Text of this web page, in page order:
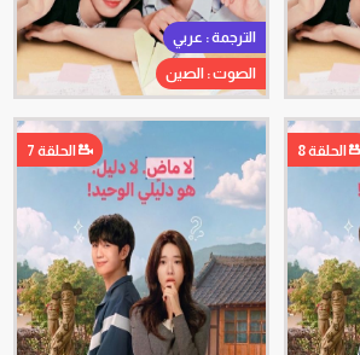
الترجمة : عربي
الصوت : الصين
الحلقة 8 الحلقة 7